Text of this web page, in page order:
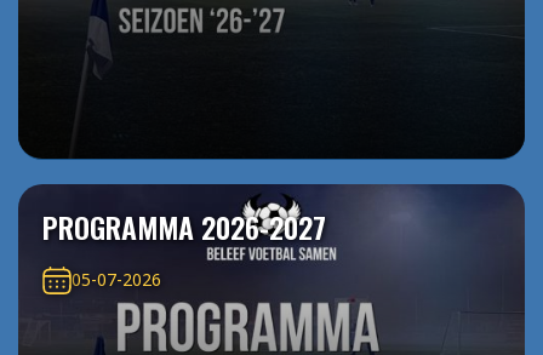
PROGRAMMA 2026-2027
05-07-2026